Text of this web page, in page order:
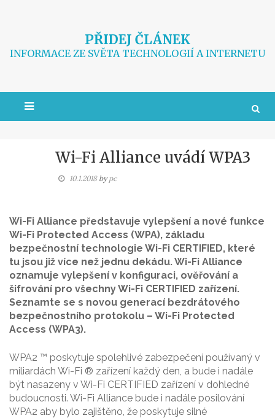
PŘIDEJ ČLÁNEK
INFORMACE ZE SVĚTA TECHNOLOGIÍ A INTERNETU
Wi-Fi Alliance uvádí WPA3
10.1.2018bypc
Wi-Fi Alliance představuje vylepšení a nové funkce
Wi-Fi Protected Access (WPA), základu
bezpečnostní technologie Wi-Fi CERTIFIED, které
tu jsou již více než jednu dekádu. Wi-Fi Alliance
oznamuje vylepšení v konfiguraci, ověřování a
šifrování pro všechny Wi-Fi CERTIFIED zařízení.
Seznamte se s novou generací bezdrátového
bezpečnostního protokolu – Wi-Fi Protected
Access (WPA3).
WPA2 ™ poskytuje spolehlivé zabezpečení používaný v
miliardách Wi-Fi ® zařízení každý den, a bude i nadále
být nasazeny v Wi-Fi CERTIFIED zařízení v dohledné
budoucnosti. Wi-Fi Alliance bude i nadále posilování
WPA2 aby bylo zajištěno, že poskytuje silné